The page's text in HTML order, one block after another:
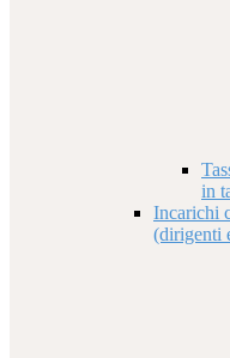
in
Incarichi
(dirigenti